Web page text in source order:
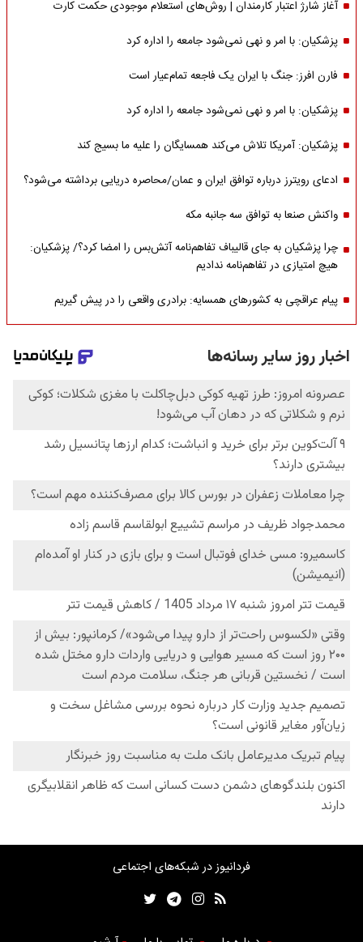
آغاز شارژ اعتبار کارمندان | روش‌های استعلام موجودی حکمت کارت
پزشکیان: با امر و نهی نمی‌شود جامعه را اداره کرد
فارن افرز: جنگ با ایران یک فاجعه تمام‌عیار است
پزشکیان: با امر و نهی نمی‌شود جامعه را اداره کرد
پزشکیان: آمریکا تلاش می‌کند همسایگان را علیه ما بسیج کند
ادعای رویترز درباره توافق ایران و عمان/محاصره دریایی برداشته می‌شود؟
واکنش صنعا به توافق سه جانبه مکه
چرا پزشکیان به جای قالیباف تفاهم‌نامه آتش‌بس را امضا کرد؟/ پزشکیان:
هیچ امتیازی در تفاهم‌نامه ندادیم
پیام عراقچی به کشورهای همسایه: برادری واقعی را در پیش گیریم
فردانیوز در شبکه‌های اجتماعی